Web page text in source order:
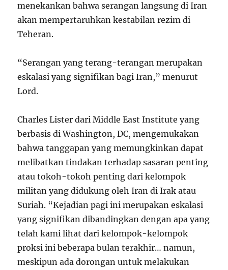
menekankan bahwa serangan langsung di Iran
akan mempertaruhkan kestabilan rezim di
Teheran.
“Serangan yang terang-terangan merupakan
eskalasi yang signifikan bagi Iran,” menurut
Lord.
Charles Lister dari Middle East Institute yang
berbasis di Washington, DC, mengemukakan
bahwa tanggapan yang memungkinkan dapat
melibatkan tindakan terhadap sasaran penting
atau tokoh-tokoh penting dari kelompok
militan yang didukung oleh Iran di Irak atau
Suriah. “Kejadian pagi ini merupakan eskalasi
yang signifikan dibandingkan dengan apa yang
telah kami lihat dari kelompok-kelompok
proksi ini beberapa bulan terakhir… namun,
meskipun ada dorongan untuk melakukan